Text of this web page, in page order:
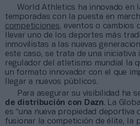
World Athletics ha innovado en
temporadas con la puesta en
competiciones, eventos o cambios
llevar uno de los deportes más
inmovilistas a las nuevas
este caso, se trata de una iniciativa
regulador del atletismo mundial la
un formato innovador con el que
llegar a nuevos públicos.
Para asegurar su visibilidad ha
de distribución con Dazn. La
es “una nueva propiedad deportiva
fusionar la competición de élite, la